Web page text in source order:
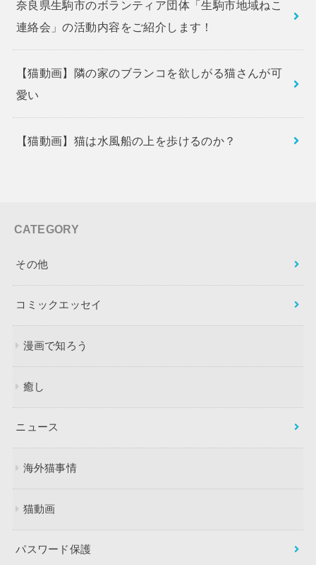
奈良県生駒市のボランティア団体「生駒市地域ねこ
連絡会」の活動内容をご紹介します！
【猫動画】隣の家のブランコを欲しがる猫さんが可
愛い
【猫動画】猫は水風船の上を歩けるのか？
CATEGORY
その他
コミックエッセイ
漫画で知ろう
癒し
ニュース
海外猫事情
猫動画
パスワード保護